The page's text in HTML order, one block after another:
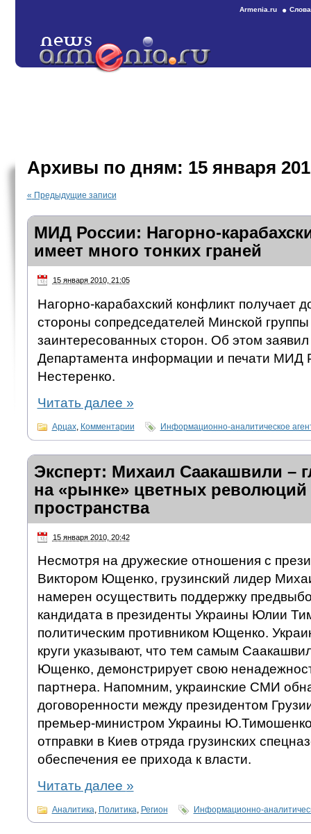
Armenia.ru
Архивы по дням: 15 января
« Предыдущие записи
МИД России: Нагорно-
имеет много тонких граней
15 января 2010, 21:05
Нагорно-карабахский конфликт получает
стороны сопредседателей Минской
заинтересованных сторон. Об этом
Департамента информации и печати МИД
Нестеренко.
Читать далее »
Арцах, Комментарии Информационно-аналитическое
Эксперт: Михаил Саакашвили –
на «рынке» цветных революций
пространства
15 января 2010, 20:42
Несмотря на дружеские отношения с
Виктором Ющенко, грузинский лидер
намерен осуществить поддержку
кандидата в президенты Украины Юлии
политическим противником Ющенко.
круги указывают, что тем самым
Ющенко, демонстрирует свою
партнера. Напомним, украинские СМИ
договоренности между президентом
премьер-министром Украины
отправки в Киев отряда грузинских
обеспечения ее прихода к власти.
Читать далее »
Аналитика, Политика, Регион Информационно-